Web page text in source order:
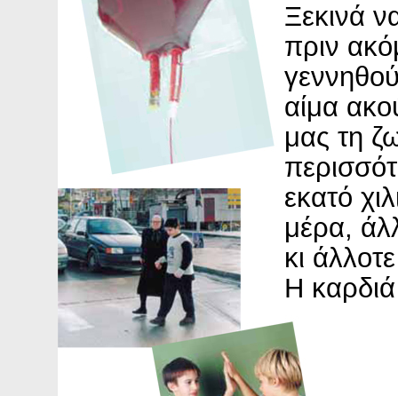
Ξεκινά
πριν
αίμα
μας τη
εκατό
μέρα,
κι
Η